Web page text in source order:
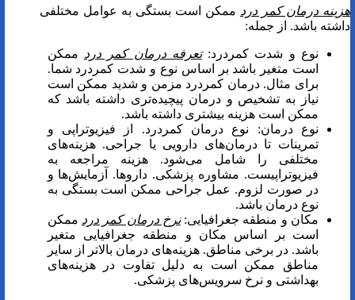
هزینه درمان کمر درد ممکن است بستگی به عوامل مختلفی
داشته باشد. از جمله:
نوع و شدت کمردرد:تعرفه درمان کمر درد ممکن
است متغیر باشد بر اساس نوع و شدت کمردرد شما.
برای مثال. درمان کمردرد مزمن و شدید ممکن است
نیاز به تشخیص و درمان پیچیده‌تری داشته باشد که
ممکن است هزینه بیشتری داشته باشد.
نوع درمان: نوع درمان کمردرد. از فیزیوتراپی و
تمرینات تا درمان‌های دارویی یا جراحی. هزینه‌های
مختلفی را شامل می‌شود. هزینه مراجعه به
فیزیوتراپیست. مشاوره پزشکی. داروها. آزمایش‌ها و
در صورت لزوم. عمل جراحی ممکن است بستگی به
نوع درمان باشد.
مکان و منطقه جغرافیایی:نرخ درمان کمر درد ممکن
است بر اساس مکان و منطقه جغرافیایی متغیر
باشد. در برخی مناطق. هزینه‌های درمان بالاتر از سایر
مناطق ممکن است به دلیل تفاوت در هزینه‌های
بهداشتی و نرخ سرویس‌های پزشکی.